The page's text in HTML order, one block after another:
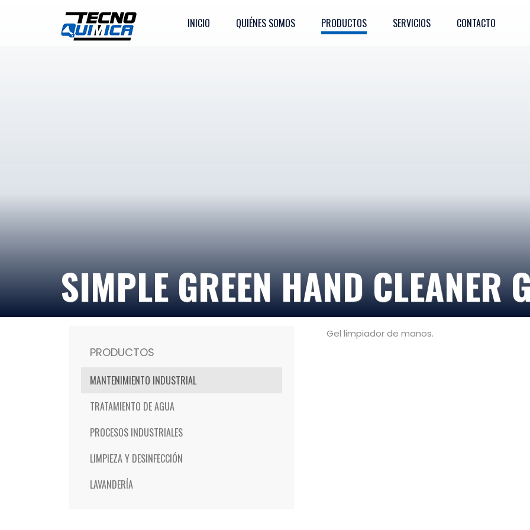
INICIO QUIÉNES SOMOS PRODUCTOS SERVICIOS CONTACTO
SIMPLE GREEN HAND CLEANER
PRODUCTOS
MANTENIMIENTO INDUSTRIAL
TRATAMIENTO DE AGUA
PROCESOS INDUSTRIALES
LIMPIEZA Y DESINFECCIÓN
LAVANDERÍA
Gel limpiador de manos.